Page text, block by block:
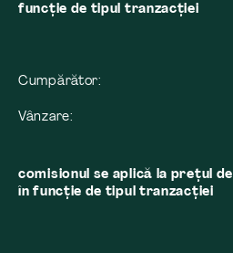
funcție de tipul tranzacției
Cumpărător:
Vânzare:
comisionul se aplică la preţul
în funcţie de tipul tranzacţiei